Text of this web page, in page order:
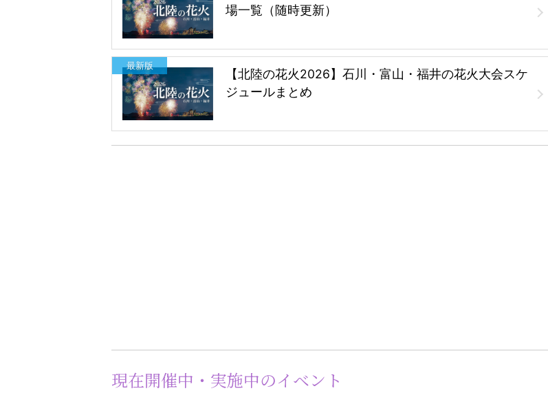
場一覧（随時更新）
最新版
【北陸の花火2026】石川・富山・福井の花火大会スケ
ジュールまとめ
現在開催中・実施中のイベント